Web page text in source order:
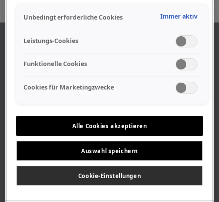
Geschäftszeiten
Stellenangebote
Geschichte
CUSTOMER INFO
Unbedingt erforderliche Cookies Immer aktiv
Leistungs-Cookies
Funktionelle Cookies
Cookies für Marketingzwecke
Alle Cookies akzeptieren
Auswahl speichern
Cookie-Einstellungen